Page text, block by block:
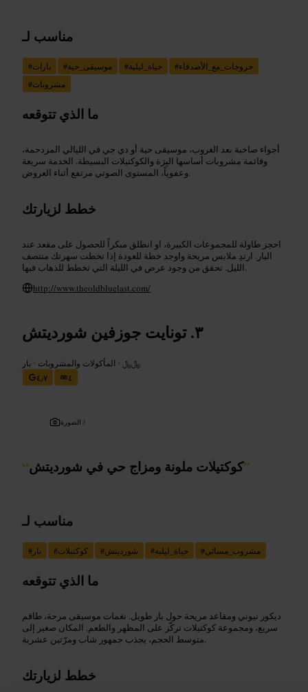
مناسب لـ
#بارات #موسيقى_حية #حياة_ليلية #خروجات_مع_الأصدقاء
#مشروبات
ما الذي تتوقعه
أجواء صاخبة بعد الغروب، موسيقى حية أو دي جي في الليالي المزدحمة،
وقائمة مشروبات أساسها البِرَة والكوكتيلات البسيطة. الخدمة سريعة
وعفوياً، المستوى الصوتي مرتفع أثناء العروض.
خطط لزيارتك
احجز طاولة للمجموعات الكبيرة، او انطلق مبكراً للحصول على مقعد عند
البار. ارتدِ ملابس مريحة واوجد خطة للعودة إذا تخطت سهرتك منتصف
الليل. تحقق من وجود عرض في الليلة التي تخطط للذهاب فيها.
http://www.theoldbluelast.com/
تونايت جوزفين شورديتش
﷼﷼ • المأكولات والمشروبات • بار
٤٫٧
٤
الصورة /
“كوكتيلات ملونة ومزاج حي في شورديتش”
مناسب لـ
# بار #كوكتيلات #شورديتش #حياة_ليلية #مشروب_مسائي
ما الذي تتوقعه
ديكور نيوني ومقاعد مريحة حول بار طويل. نغمات موسيقى مرحة، طاقم
سريع، ومجموعة كوكتيلات تركّز على المظهر والطعم. المكان صغير إلى
متوسط الحجم، يجذب جمهور شاب ومرّتين عشرية.
خطط لزيارتك